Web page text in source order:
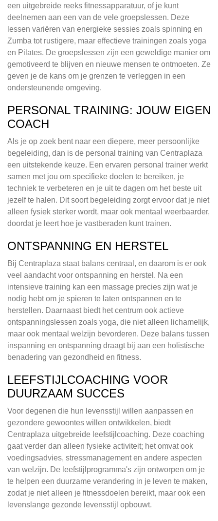
een uitgebreide reeks fitnessapparatuur, of je kunt
deelnemen aan een van de vele groepslessen. Deze
lessen variëren van energieke sessies zoals spinning en
Zumba tot rustigere, maar effectieve trainingen zoals yoga
en Pilates. De groepslessen zijn een geweldige manier om
gemotiveerd te blijven en nieuwe mensen te ontmoeten. Ze
geven je de kans om je grenzen te verleggen in een
ondersteunende omgeving.
PERSONAL TRAINING: JOUW EIGEN
COACH
Als je op zoek bent naar een diepere, meer persoonlijke
begeleiding, dan is de personal training van Centraplaza
een uitstekende keuze. Een ervaren personal trainer werkt
samen met jou om specifieke doelen te bereiken, je
techniek te verbeteren en je uit te dagen om het beste uit
jezelf te halen. Dit soort begeleiding zorgt ervoor dat je niet
alleen fysiek sterker wordt, maar ook mentaal weerbaarder,
doordat je leert hoe je vastberaden kunt trainen.
ONTSPANNING EN HERSTEL
Bij Centraplaza staat balans centraal, en daarom is er ook
veel aandacht voor ontspanning en herstel. Na een
intensieve training kan een massage precies zijn wat je
nodig hebt om je spieren te laten ontspannen en te
herstellen. Daarnaast biedt het centrum ook actieve
ontspanningslessen zoals yoga, die niet alleen lichamelijk,
maar ook mentaal welzijn bevorderen. Deze balans tussen
inspanning en ontspanning draagt bij aan een holistische
benadering van gezondheid en fitness.
LEEFSTIJLCOACHING VOOR
DUURZAAM SUCCES
Voor degenen die hun levensstijl willen aanpassen en
gezondere gewoontes willen ontwikkelen, biedt
Centraplaza uitgebreide leefstijlcoaching. Deze coaching
gaat verder dan alleen fysieke activiteit; het omvat ook
voedingsadvies, stressmanagement en andere aspecten
van welzijn. De leefstijlprogramma's zijn ontworpen om je
te helpen een duurzame verandering in je leven te maken,
zodat je niet alleen je fitnessdoelen bereikt, maar ook een
levenslange gezonde levensstijl opbouwt.